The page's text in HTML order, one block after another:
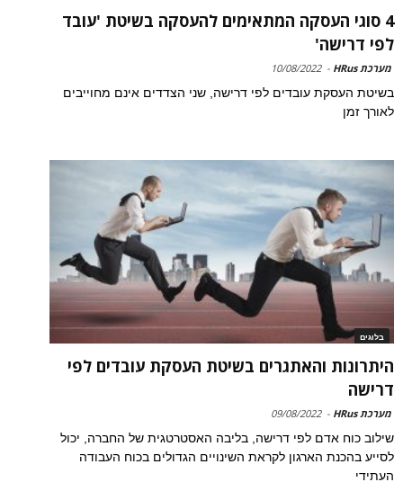
4 סוגי העסקה המתאימים להעסקה בשיטת 'עובד
לפי דרישה'
מערכת HRus -
10/08/2022
בשיטת העסקת עובדים לפי דרישה, שני הצדדים אינם מחוייבים
לאורך זמן
בלוגים
היתרונות והאתגרים בשיטת העסקת עובדים לפי
דרישה
מערכת HRus -
09/08/2022
שילוב כוח אדם לפי דרישה, בליבה האסטרטגית של החברה, יכול
לסייע בהכנת הארגון לקראת השינויים הגדולים בכוח העבודה
העתידי